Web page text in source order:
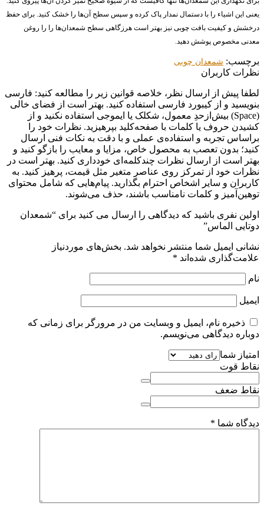
یعنی این اشیاء را با دستمال نمدار پاک کرده و سپس سطح آن‌ها را خشک کنید. برای حفظ
درخشش و کیفیت بافت چوبی نیز بهتر است هرزگاهی سطح شمعدان‌ها را را روغن
معدنی مخصوص پوشش دهید.
برچسب: شمعدان چوبی
نظرات کاربران
لطفا پیش از ارسال نظر، خلاصه قوانین زیر را مطالعه کنید: فارسی
بنویسید و از کیبورد فارسی استفاده کنید. بهتر است از فضای خالی
(Space) بیش‌از‌حدِ معمول، شکلک یا ایموجی استفاده نکنید و از
کشیدن حروف یا کلمات با صفحه‌کلید بپرهیزید. نظرات خود را
براساس تجربه و استفاده‌ی عملی و با دقت به نکات فنی ارسال
کنید؛ بدون تعصب به محصول خاص، مزایا و معایب را بازگو کنید و
بهتر است از ارسال نظرات چندکلمه‌‌ای خودداری کنید. بهتر است در
نظرات خود از تمرکز روی عناصر متغیر مثل قیمت، پرهیز کنید. به
کاربران و سایر اشخاص احترام بگذارید. پیام‌هایی که شامل محتوای
توهین‌آمیز و کلمات نامناسب باشند، حذف می‌شوند.
اولین نفری باشید که دیدگاهی را ارسال می کنید برای “شمعدان
دوتایی الماس”
نشانی ایمیل شما منتشر نخواهد شد. بخش‌های موردنیاز
علامت‌گذاری شده‌اند *
نام
ایمیل
ذخیره نام، ایمیل و وبسایت من در مرورگر برای زمانی که
دوباره دیدگاهی می‌نویسم.
امتیاز شما
نقاط قوت
نقاط ضعف
دیدگاه شما *